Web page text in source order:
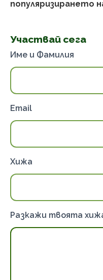
популяризирането
Участвай сега
Конкурс
Име и Фамилия
Email
Хижа
Разкажи твоята